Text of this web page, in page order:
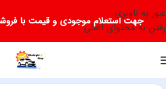
عبور به ناوبری
رفتن به محتوای اصلی
جهت استعلام موجودی و قیمت با